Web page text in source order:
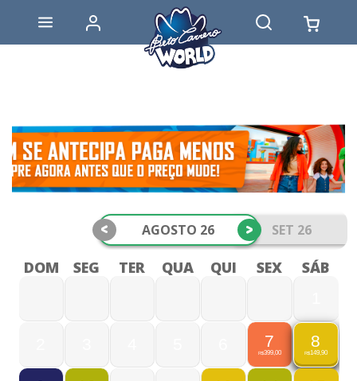
AGOSTO 26 SET 26
< >
DOM SEG TER QUA QUI SEX SÁB
7
R$399,00
8
R$149,90